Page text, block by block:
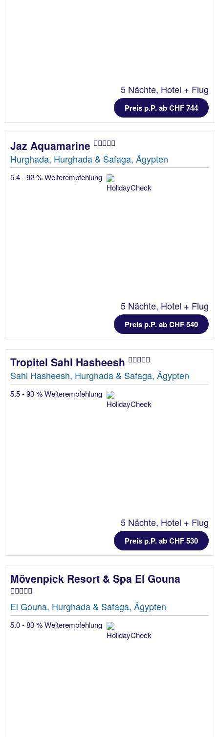
5 Nächte, Hotel + Flug
Preis p.P. ab CHF 744
Jaz Aquamarine
Hurghada, Hurghada & Safaga, Ägypten
5.4 - 92 % Weiterempfehlung
5 Nächte, Hotel + Flug
Preis p.P. ab CHF 540
Tropitel Sahl Hasheesh
Sahl Hasheesh, Hurghada & Safaga, Ägypten
5.5 - 93 % Weiterempfehlung
5 Nächte, Hotel + Flug
Preis p.P. ab CHF 530
Mövenpick Resort & Spa El Gouna
El Gouna, Hurghada & Safaga, Ägypten
5.0 - 83 % Weiterempfehlung